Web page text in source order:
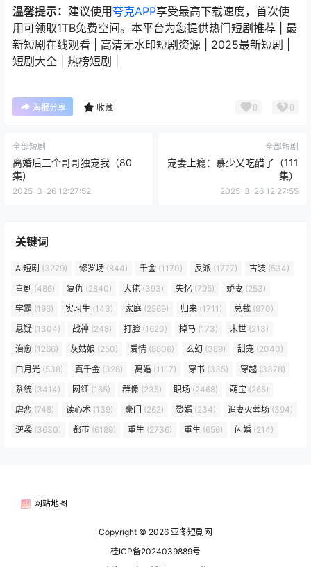
温馨提示： 建议使用夸克APP享受最高下载速度，首次使
用可领取1TB免费空间。本平台为您提供热门短剧推荐 | 最
新短剧在线观看 | 高清无水印短剧资源 | 2025最新短剧 |
短剧大全 | 热榜短剧 |
海报分享 收藏 0 0
全部短剧
离婚后三个哥哥独宠我（80
集）
2025-3-26 12:27:52
全部短剧
宠妻上瘾：慕少又吃醋了（111
集）
2025-3-26 12:27:55
关键词
AI短剧 (3279) 修罗场 (844) 千金 (1170) 反派 (1777) 古装 (534)
喜剧 (486) 复仇 (2840) 大佬 (393) 失忆 (795) 娇妻 (253)
学霸 (196) 实习生 (143) 家庭 (2569) 归来 (1711) 总裁 (970)
悬疑 (1304) 战神 (248) 打脸 (1620) 掉马 (173) 末世 (213)
治愈 (1266) 灰姑娘 (250) 爱情 (8806) 玄幻 (389) 甜宠 (2040)
白月光 (538) 真千金 (328) 离婚 (1117) 穿书 (335) 穿越 (3378)
系统 (3414) 网红 (165) 群像 (235) 职场 (2468) 萌宝 (265)
虐恋 (748) 读心术 (139) 豪门 (262) 赘婿 (234) 追妻火葬场 (394)
逆袭 (3630) 都市 (6189) 重生 (2736) 重生 (656) 闪婚 (214)
网站地图
Copyright © 2026 亚冬短剧网
桂ICP备2024039889号